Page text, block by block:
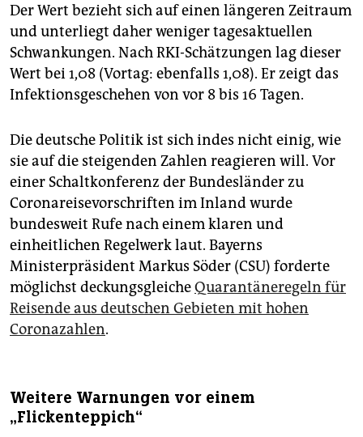
Der Wert bezieht sich auf einen längeren Zeitraum
und unterliegt daher weniger tagesaktuellen
Schwankungen. Nach RKI-Schätzungen lag dieser
Wert bei 1,08 (Vortag: ebenfalls 1,08). Er zeigt das
Infektionsgeschehen von vor 8 bis 16 Tagen.
Die deutsche Politik ist sich indes nicht einig, wie
sie auf die steigenden Zahlen reagieren will. Vor
einer Schaltkonferenz der Bundesländer zu
Coronareisevorschriften im Inland wurde
bundesweit Rufe nach einem klaren und
einheitlichen Regelwerk laut. Bayerns
Ministerpräsident Markus Söder (CSU) forderte
möglichst deckungsgleicheQuarantäneregeln für
Reisende aus deutschen Gebieten mit hohen
Coronazahlen.
Weitere Warnungen vor einem
„Flickenteppich“